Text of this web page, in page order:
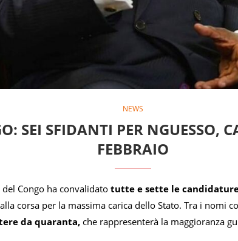
NEWS
SEI SFIDANTI PER NGUESSO,
FEBBRAIO
Congo ha convalidato tutte e sette le
corsa per la massima carica dello Stato. Tra i nomi
da quaranta, che rappresenterà la maggioranza